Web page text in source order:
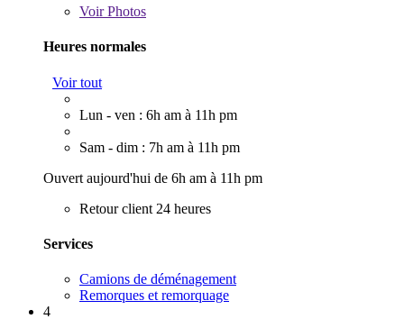
VoirPhotos
Heures normales
Voir tout
Lun - ven : 6h am à 11h pm
Sam - dim : 7h am à 11h pm
Ouvert aujourd'hui de 6h am à 11h pm
Retour client 24 heures
Services
Camions de déménagement
Remorques et remorquage
4